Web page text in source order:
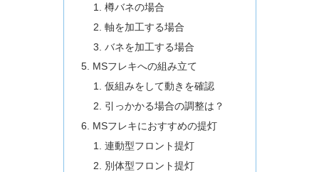
樽バネの場合
軸を加工する場合
バネを加工する場合
MSフレキへの組み立て
仮組みをして動きを確認
引っかかる場合の調整は？
MSフレキにおすすめの提灯
連動型フロント提灯
別体型フロント提灯